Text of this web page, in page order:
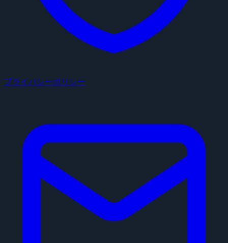
プライバシーポリシー